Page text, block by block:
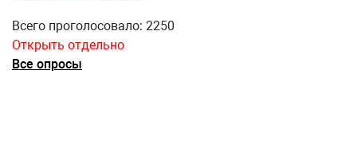
Всего проголосовало: 2250
Открыть отдельно
Все опросы